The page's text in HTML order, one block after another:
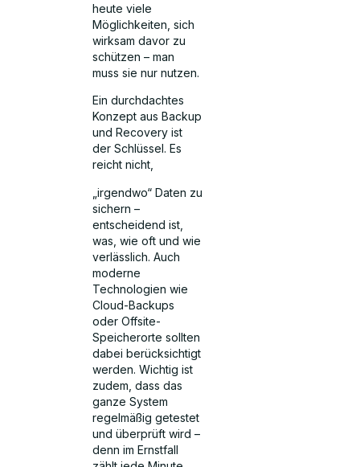
heute viele
Möglichkeiten, sich
wirksam davor zu
schützen – man
muss sie nur nutzen.
Ein durchdachtes
Konzept aus Backup
und Recovery ist
der Schlüssel. Es
reicht nicht,
„irgendwo“ Daten zu
sichern –
entscheidend ist,
was, wie oft und wie
verlässlich. Auch
moderne
Technologien wie
Cloud-Backups
oder Offsite-
Speicherorte sollten
dabei berücksichtigt
werden. Wichtig ist
zudem, dass das
ganze System
regelmäßig getestet
und überprüft wird –
denn im Ernstfall